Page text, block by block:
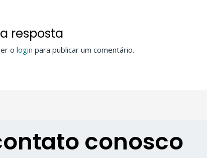
resposta
ologin para publicar um comentário.
conosco